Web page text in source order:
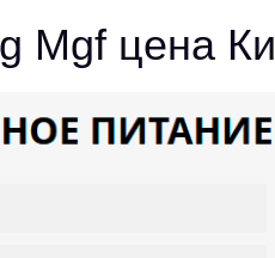
Mgf цена